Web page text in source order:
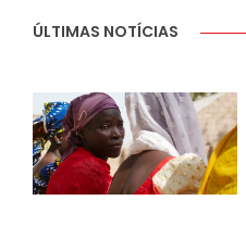
ÚLTIMAS NOTÍCIAS